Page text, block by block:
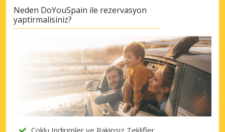
Neden DoYouSpain ile rezervasyon
yaptirmalisiniz?
Çoklu Indirimler ve Rakipsiz Teklifler